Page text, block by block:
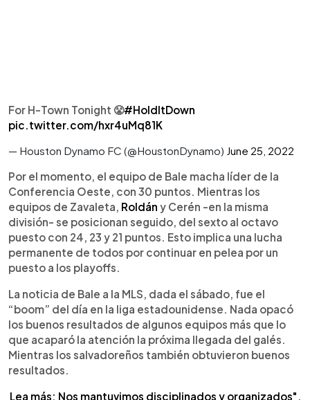
For H-Town Tonight 😤#HoldItDown
pic.twitter.com/hxr4uMq81K
— Houston Dynamo FC (@HoustonDynamo) June 25, 2022
Por el momento, el equipo de Bale macha líder de la
Conferencia Oeste, con 30 puntos. Mientras los
equipos de Zavaleta, Roldán y Cerén -en la misma
división- se posicionan seguido, del sexto al octavo
puesto con 24, 23 y 21 puntos. Esto implica una lucha
permanente de todos por continuar en pelea por un
puesto a los playoffs.
La noticia de Bale a la MLS, dada el sábado, fue el
“boom” del día en la liga estadounidense. Nada opacó
los buenos resultados de algunos equipos más que lo
que acaparó la atención la próxima llegada del galés.
Mientras los salvadoreños también obtuvieron buenos
resultados.
Lea más: Nos mantuvimos disciplinados y organizados",